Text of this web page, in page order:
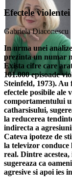
Efectele
Gabriela Diaconescu
In urma unei
prezinta un numar
Exista cifre care
101.000 episoade
Steinfeld, 1973). Au
efectele posibile ale
comportamentului
catharsisului,
la reducerea
indirecta a
Cateva ipoteze de
la televizor
real. Dintre
sugereaza ca
agresive si apoi ies